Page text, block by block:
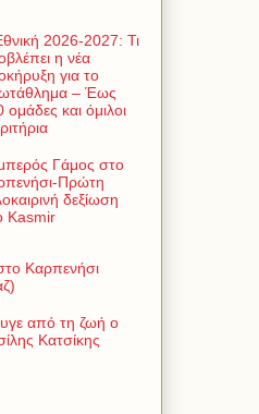
2026-2027: Τι
η νέα
για το
– Έως
ομάδες και όμιλοι
Γάμος στο
Πρώτη
δεξίωση
Kasmir
Καρπενήσι
από τη ζωή ο
Κατσίκης